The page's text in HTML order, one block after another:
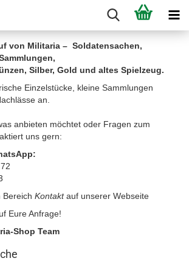
von Militaria – Soldatensachen,
Silber, Gold und altes Spielzeug.
Einzelstücke, kleine Sammlungen
an.
anbieten möchtet oder Fragen zum
uns gern:
Bereich Kontakt auf unserer Webseite
Eure Anfrage!
Shop Team